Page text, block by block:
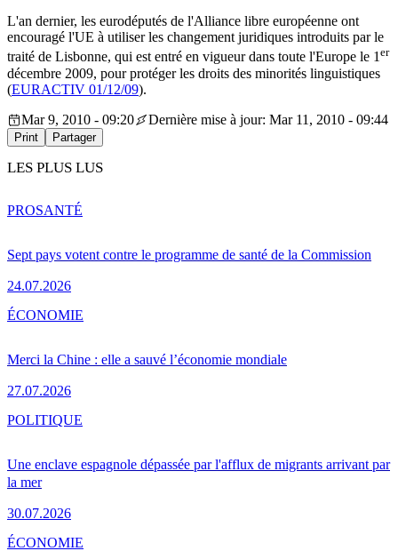
L'an dernier, les eurodéputés de l'Alliance libre européenne ont
encouragé l'UE à utiliser les changement juridiques introduits par le
traité de Lisbonne, qui est entré en vigueur dans toute l'Europe le 1er
décembre 2009, pour protéger les droits des minorités linguistiques
(EURACTIV 01/12/09).
Mar 9, 2010 - 09:20
Dernière mise à jour: Mar 11, 2010 - 09:44
Print Partager
LES PLUS LUS
Sept pays votent contre le programme de santé de la Commission
24.07.2026
PROSANTÉ
Merci la Chine : elle a sauvé l’économie mondiale
27.07.2026
ÉCONOMIE
Une enclave espagnole dépassée par l'afflux de migrants arrivant par
la mer
30.07.2026
POLITIQUE
ÉCONOMIE